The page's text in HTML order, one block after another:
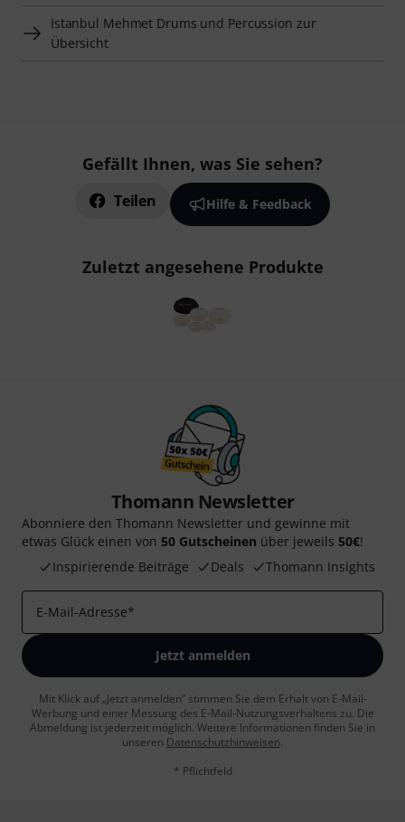
Istanbul Mehmet Drums und Percussion zur
Übersicht
Gefällt Ihnen, was Sie sehen?
Teilen Hilfe & Feedback
Zuletzt angesehene Produkte
Thomann Newsletter
Abonniere den Thomann Newsletter und gewinne mit
etwas Glück einen von 50 Gutscheinen über jeweils 50€!
Inspirierende Beiträge
Deals Thomann Insights
E-Mail-Adresse*
Jetzt anmelden
Mit Klick auf „Jetzt anmelden“ stimmen Sie dem Erhalt von E-Mail-
Werbung und einer Messung des E-Mail-Nutzungsverhaltens zu. Die
Abmeldung ist jederzeit möglich. Weitere Informationen finden Sie in
unseren Datenschutzhinweisen.
* Pflichtfeld